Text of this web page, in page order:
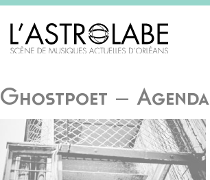
Ghostpoet – Agenda